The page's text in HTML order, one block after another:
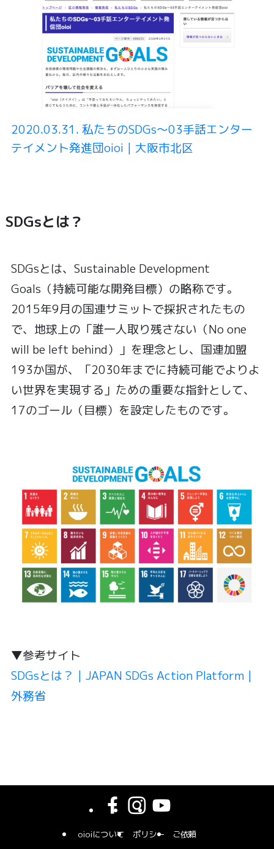
2020.03.31. 私たちのSDGs〜03手話エンター
テイメント発進団oioi｜大阪市北区
SDGsとは？
SDGsとは、Sustainable Development
Goals（持続可能な開発目標）の略称です。
2015年9月の国連サミットで採択されたもの
で、地球上の「誰一人取り残さない（No one
will be left behind）」を理念とし、国連加盟
193か国が、「2030年までに持続可能でよりよ
い世界を実現する」ための重要な指針として、
17のゴール（目標）を設定したものです。
▼参考サイト
SDGsとは？｜JAPAN SDGs Action Platform｜
外務省
oioiについて ポリシー ご依頼